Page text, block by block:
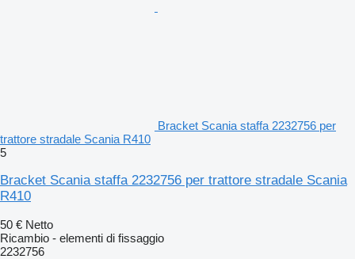
Bracket Scania staffa 2232756 per
trattore stradale Scania R410
5
Bracket Scania staffa 2232756 per trattore stradale Scania
R410
50 € Netto
Ricambio - elementi di fissaggio
2232756